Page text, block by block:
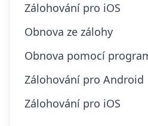
Zálohování pro iOS
Obnova ze zálohy
Obnova pomocí
Zálohování pro Android
Zálohování pro iOS